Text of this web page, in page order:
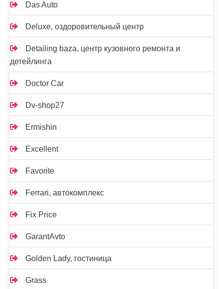
Das Auto
Deluxe, оздоровительный центр
Detailing baza, центр кузовного ремонта и
детейлинга
Doctor Car
Dv-shop27
Ermishin
Excellent
Favorite
Ferrari, автокомплекс
Fix Price
GarantAvto
Golden Lady, гостиница
Grass